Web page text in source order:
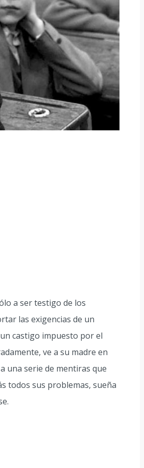
a ser testigo de los
las exigencias de un
castigo impuesto por el
ve a su madre en
una serie de mentiras que
todos sus problemas, sueña